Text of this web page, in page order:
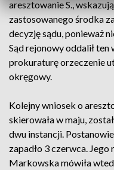
aresztowanie S.,
zastosowanego środka
decyzję sądu, ponieważ
Sąd rejonowy oddalił ten
prokuraturę orzeczenie
okręgowy.
Kolejny wniosek o
skierowała w maju,
dwu instancji.
zapadło 3 czerwca.
Markowska mówiła